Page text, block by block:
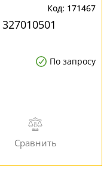
171467
По запросу